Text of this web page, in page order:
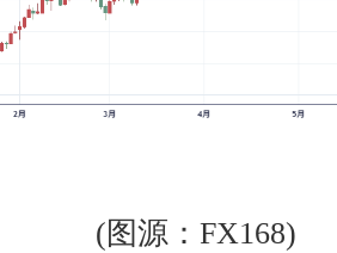
(图源：FX168)